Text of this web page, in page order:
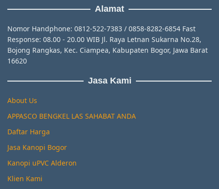
Alamat
Nomor Handphone: 0812-522-7383 / 0858-8282-6854 Fast
Response: 08.00 - 20.00 WIB Jl. Raya Letnan Sukarna No.28,
Bojong Rangkas, Kec. Ciampea, Kabupaten Bogor, Jawa Barat
16620
Jasa Kami
About Us
APPASCO BENGKEL LAS SAHABAT ANDA
Daftar Harga
Jasa Kanopi Bogor
Kanopi uPVC Alderon
Klien Kami